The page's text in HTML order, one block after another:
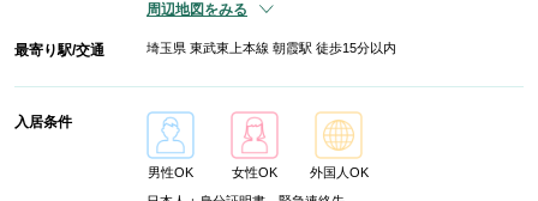
周辺地図をみる
最寄り駅/交通 埼玉県 東武東上本線 朝霞駅 徒歩15分以内
入居条件
男性OK 女性OK
外国人OK